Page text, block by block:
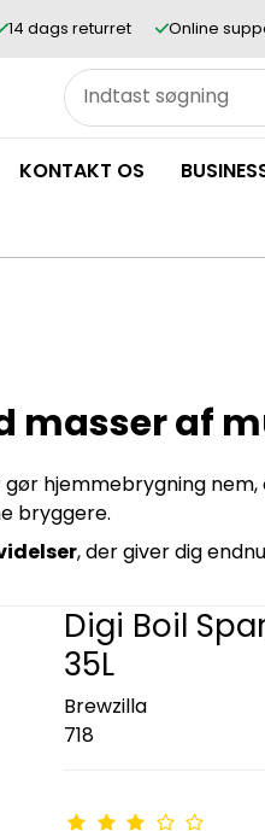
14 dags returret Online
KONTAKT OS
masser af
gør hjemmebrygning
bryggere.
, der giver dig
Digi Boil
35L
Brewzilla
718